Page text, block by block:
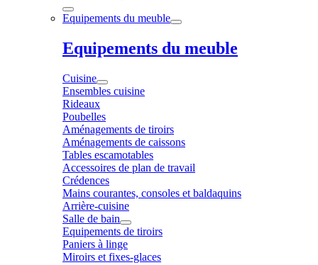
Equipements du meuble
Equipements du meuble
Cuisine
Ensembles cuisine
Rideaux
Poubelles
Aménagements de tiroirs
Aménagements de caissons
Tables escamotables
Accessoires de plan de travail
Crédences
Mains courantes, consoles et baldaquins
Arrière-cuisine
Salle de bain
Equipements de tiroirs
Paniers à linge
Miroirs et fixes-glaces